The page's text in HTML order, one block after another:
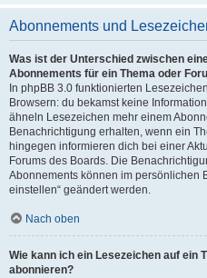
Abonnements und
Was ist der Unterschied zwischen
Abonnements für ein Thema oder
In phpBB 3.0 funktionierten
Browsern: du bekamst keine
ähneln Lesezeichen mehr einem
Benachrichtigung erhalten, wenn ein
hingegen informieren dich bei einer
Forums des Boards. Die
Abonnements können im persönlichen
einstellen“ geändert werden.
Nach oben
Wie kann ich ein Lesezeichen auf ein
abonnieren?